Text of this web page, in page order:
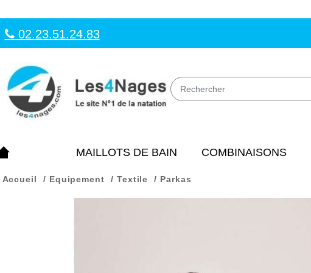
02.23.51.24.83
MAILLOTS DE BAIN COMBINAISONS
Accueil Equipement Textile Parkas